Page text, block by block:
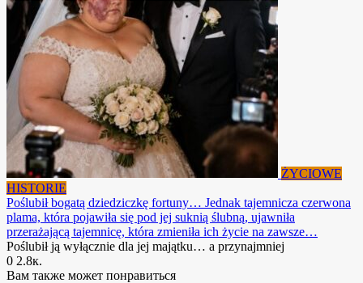
ŻYCIOWE
HISTORIE
Poślubił bogatą dziedziczkę fortuny… Jednak tajemnicza czerwona
plama, która pojawiła się pod jej suknią ślubną, ujawniła
przerażającą tajemnicę, która zmieniła ich życie na zawsze…
Poślubił ją wyłącznie dla jej majątku… a przynajmniej
0 2.8к.
Вам также может понравиться